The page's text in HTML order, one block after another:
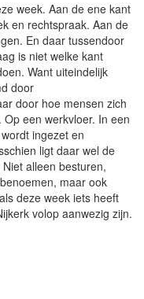
week. Aan de ene kant
en rechtspraak. Aan de
En daar tussendoor
is niet welke kant
Want uiteindelijk
door
door hoe mensen zich
een werkvloer. In een
ingezet en
ligt daar wel de
alleen besturen,
maar ook
deze week iets heeft
volop aanwezig zijn.